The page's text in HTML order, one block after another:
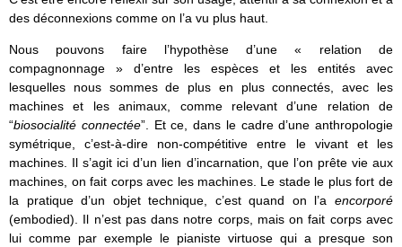
des déconnexions comme on l’a vu plus haut.
Nous pouvons faire l’hypothèse d’une « relation de
compagnonnage » d’entre les espèces et les entités avec
lesquelles nous sommes de plus en plus connectés, avec les
machines et les animaux, comme relevant d’une relation de
“biosocialité connectée”. Et ce, dans le cadre d’une anthropologie
symétrique, c’est-à-dire non-compétitive entre le vivant et les
machines. Il s’agit ici d’un lien d’incarnation, que l’on prête vie aux
machines, on fait corps avec les machines. Le stade le plus fort de
la pratique d’un objet technique, c’est quand on l’a encorporé
(embodied). Il n’est pas dans notre corps, mais on fait corps avec
lui comme par exemple le pianiste virtuose qui a presque son